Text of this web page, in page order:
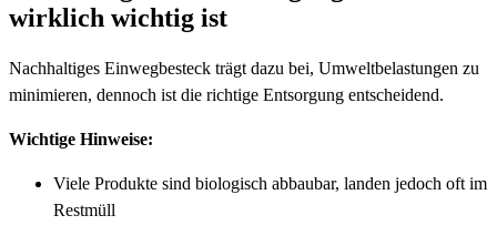
wirklich wichtig ist
Nachhaltiges Einwegbesteck trägt dazu bei, Umweltbelastungen zu
minimieren, dennoch ist die richtige Entsorgung entscheidend.
Wichtige Hinweise:
Viele Produkte sind biologisch abbaubar, landen jedoch oft im
Restmüll